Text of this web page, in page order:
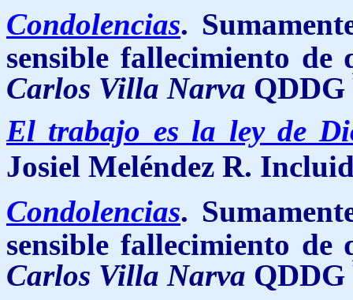
Condolencias.
sensible fallecimiento
Carlos Villa Narva QDDG
El trabajo es la ley de
Josiel Meléndez R.
Condolencias.
sensible fallecimiento
Carlos Villa Narva QDDG